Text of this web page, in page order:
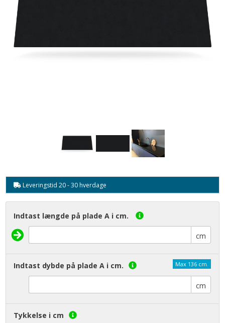
Leveringstid 20 - 30 hverdage
Indtast længde på plade A i cm.
cm
Indtast dybde på plade A i cm. Max 136 cm.
cm
Tykkelse i cm